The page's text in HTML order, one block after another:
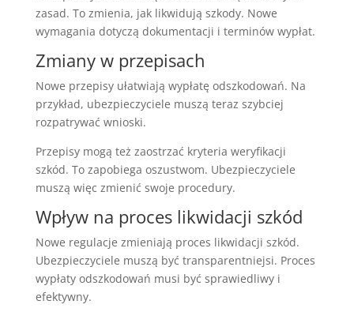
zasad. To zmienia, jak likwidują szkody. Nowe
wymagania dotyczą dokumentacji i terminów wypłat.
Zmiany w przepisach
Nowe przepisy ułatwiają wypłatę odszkodowań. Na
przykład, ubezpieczyciele muszą teraz szybciej
rozpatrywać wnioski.
Przepisy mogą też zaostrzać kryteria weryfikacji
szkód. To zapobiega oszustwom. Ubezpieczyciele
muszą więc zmienić swoje procedury.
Wpływ na proces likwidacji szkód
Nowe regulacje zmieniają proces likwidacji szkód.
Ubezpieczyciele muszą być transparentniejsi. Proces
wypłaty odszkodowań musi być sprawiedliwy i
efektywny.